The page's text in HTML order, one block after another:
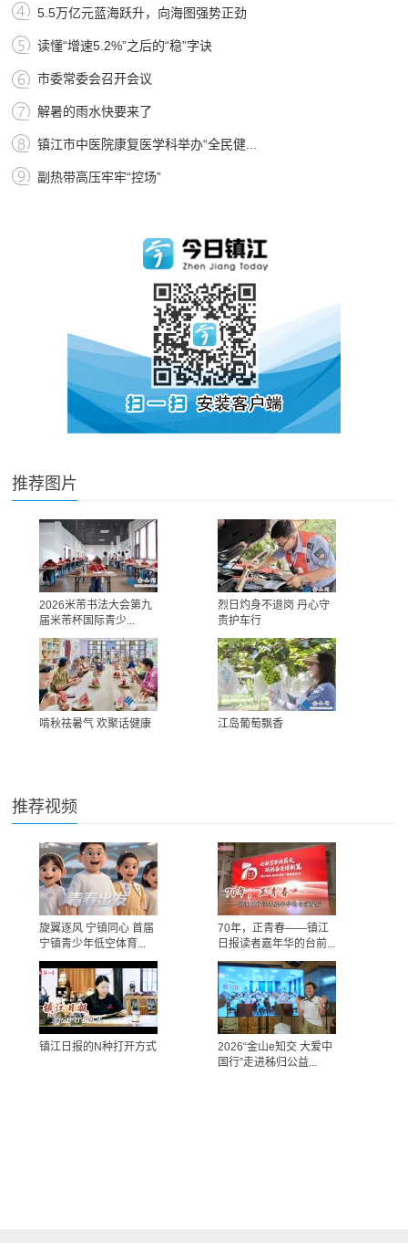
5.5万亿元蓝海跃升，向海图强势正劲
读懂“增速5.2%”之后的“稳”字诀
市委常委会召开会议
解暑的雨水快要来了
镇江市中医院康复医学科举办“全民健...
副热带高压牢牢“控场”
推荐图片
2026米芾书法大会第九
届米芾杯国际青少...
烈日灼身不退岗 丹心守
责护车行
啃秋祛暑气 欢聚话健康 江岛葡萄飘香
推荐视频
旋翼逐风 宁镇同心 首届
宁镇青少年低空体育...
70年，正青春——镇江
日报读者嘉年华的台前...
镇江日报的N种打开方式
2026“金山e知交 大爱中
国行”走进秭归公益...